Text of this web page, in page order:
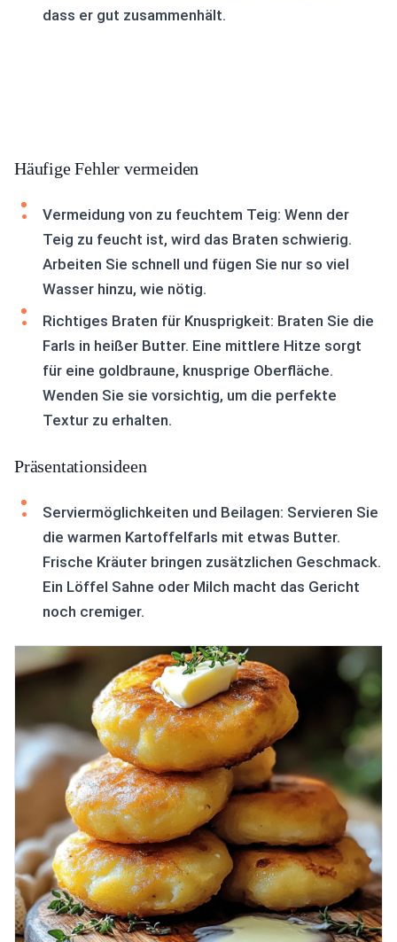
dass er gut zusammenhält.
Häufige Fehler vermeiden
Vermeidung von zu feuchtem Teig: Wenn der
Teig zu feucht ist, wird das Braten schwierig.
Arbeiten Sie schnell und fügen Sie nur so viel
Wasser hinzu, wie nötig.
Richtiges Braten für Knusprigkeit: Braten Sie die
Farls in heißer Butter. Eine mittlere Hitze sorgt
für eine goldbraune, knusprige Oberfläche.
Wenden Sie sie vorsichtig, um die perfekte
Textur zu erhalten.
Präsentationsideen
Serviermöglichkeiten und Beilagen: Servieren Sie
die warmen Kartoffelfarls mit etwas Butter.
Frische Kräuter bringen zusätzlichen Geschmack.
Ein Löffel Sahne oder Milch macht das Gericht
noch cremiger.